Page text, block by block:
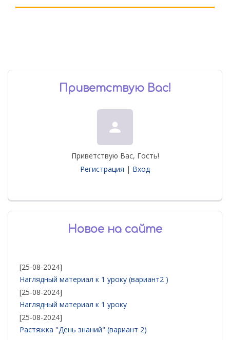
Приветствую Вас!
person
Приветствую Вас, Гость!
Регистрация | Вход
Новое на сайте
[25-08-2024]
Наглядный материал к 1 уроку (вариант2 )
[25-08-2024]
Наглядный материал к 1 уроку
[25-08-2024]
Растяжка "День знаний" (вариант 2)